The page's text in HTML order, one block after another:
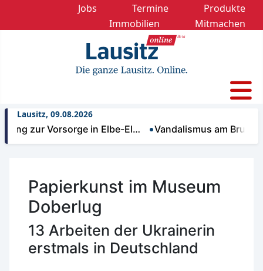
Jobs Termine
Produkte
Immobilien
Mitmachen
Lausitz, 09.08.2026
zur Vorsorge in Elbe-El… Vandalismus am Brunnen
Papierkunst im Museum
Doberlug
13 Arbeiten der Ukrainerin
erstmals in Deutschland